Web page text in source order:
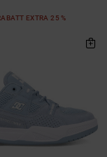
EXTRA 25 %